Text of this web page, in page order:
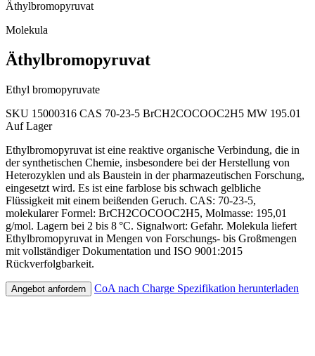
Äthylbromopyruvat
Molekula
Äthylbromopyruvat
Ethyl bromopyruvate
SKU 15000316 CAS 70-23-5 BrCH2COCOOC2H5 MW 195.01
Auf Lager
Ethylbromopyruvat ist eine reaktive organische Verbindung, die in
der synthetischen Chemie, insbesondere bei der Herstellung von
Heterozyklen und als Baustein in der pharmazeutischen Forschung,
eingesetzt wird. Es ist eine farblose bis schwach gelbliche
Flüssigkeit mit einem beißenden Geruch. CAS: 70-23-5,
molekularer Formel: BrCH2COCOOC2H5, Molmasse: 195,01
g/mol. Lagern bei 2 bis 8 °C. Signalwort: Gefahr. Molekula liefert
Ethylbromopyruvat in Mengen von Forschungs- bis Großmengen
mit vollständiger Dokumentation und ISO 9001:2015
Rückverfolgbarkeit.
Angebot anfordern CoA nach Charge Spezifikation herunterladen